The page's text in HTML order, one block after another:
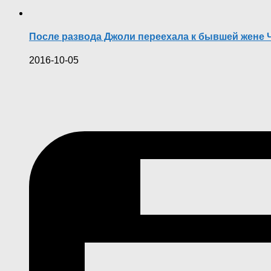
После развода Джоли переехала к бывшей жене
2016-10-05